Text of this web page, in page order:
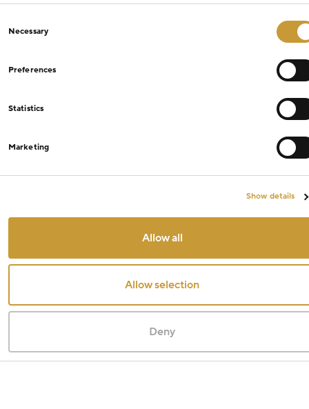
Selection
Necessary
Preferences
Statistics
Marketing
Show details
Allow all
Allow selection
Deny